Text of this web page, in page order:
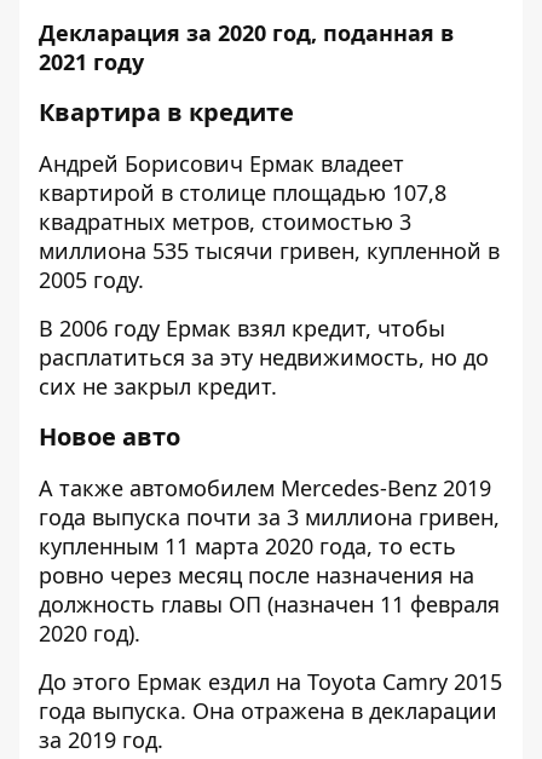
Декларация за 2020 год, поданная в
2021 году
Квартира в кредите
Андрей Борисович Ермак владеет
квартирой в столице площадью 107,8
квадратных метров, стоимостью 3
миллиона 535 тысячи гривен, купленной в
2005 году.
В 2006 году Ермак взял кредит, чтобы
расплатиться за эту недвижимость, но до
сих не закрыл кредит.
Новое авто
А также автомобилем Mercedes-Benz 2019
года выпуска почти за 3 миллиона гривен,
купленным 11 марта 2020 года, то есть
ровно через месяц после назначения на
должность главы ОП (назначен 11 февраля
2020 год).
До этого Ермак ездил на Toyota Camry 2015
года выпуска. Она отражена в декларации
за 2019 год.